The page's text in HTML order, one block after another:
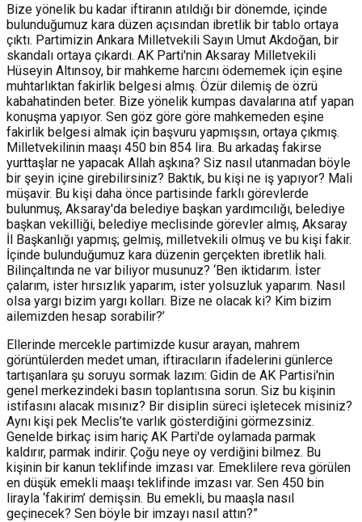
Bize yönelik bu kadar iftiranın atıldığı bir dönemde, içinde
bulunduğumuz kara düzen açısından ibretlik bir tablo ortaya
çıktı. Partimizin Ankara Milletvekili Sayın Umut Akdoğan, bir
skandalı ortaya çıkardı. AK Parti'nin Aksaray Milletvekili
Hüseyin Altınsoy, bir mahkeme harcını ödememek için eşine
muhtarlıktan fakirlik belgesi almış. Özür dilemiş de özrü
kabahatinden beter. Bize yönelik kumpas davalarına atıf yapan
konuşma yapıyor. Sen göz göre göre mahkemeden eşine
fakirlik belgesi almak için başvuru yapmışsın, ortaya çıkmış.
Milletvekilinin maaşı 450 bin 854 lira. Bu arkadaş fakirse
yurttaşlar ne yapacak Allah aşkına? Siz nasıl utanmadan böyle
bir şeyin içine girebilirsiniz? Baktık, bu kişi ne iş yapıyor? Mali
müşavir. Bu kişi daha önce partisinde farklı görevlerde
bulunmuş, Aksaray'da belediye başkan yardımcılığı, belediye
başkan vekilliği, belediye meclisinde görevler almış, Aksaray
İl Başkanlığı yapmış; gelmiş, milletvekili olmuş ve bu kişi fakir.
İçinde bulunduğumuz kara düzenin gerçekten ibretlik hali.
Bilinçaltında ne var biliyor musunuz? ‘Ben iktidarım. İster
çalarım, ister hırsızlık yaparım, ister yolsuzluk yaparım. Nasıl
olsa yargı bizim yargı kolları. Bize ne olacak ki? Kim bizim
ailemizden hesap sorabilir?’
Ellerinde mercekle partimizde kusur arayan, mahrem
görüntülerden medet uman, iftiracıların ifadelerini günlerce
tartışanlara şu soruyu sormak lazım: Gidin de AK Partisi'nin
genel merkezindeki basın toplantısına sorun. Siz bu kişinin
istifasını alacak mısınız? Bir disiplin süreci işletecek misiniz?
Aynı kişi pek Meclis’te varlık gösterdiğini görmezsiniz.
Genelde birkaç isim hariç AK Parti'de oylamada parmak
kaldırır, parmak indirir. Çoğu neye oy verdiğini bilmez. Bu
kişinin bir kanun teklifinde imzası var. Emeklilere reva görülen
en düşük emekli maaşı teklifinde imzası var. Sen 450 bin
lirayla ‘fakirim’ demişsin. Bu emekli, bu maaşla nasıl
geçinecek? Sen böyle bir imzayı nasıl attın?”